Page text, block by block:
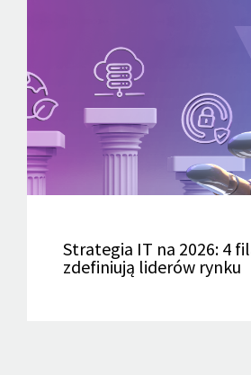
Strategia IT na 2026: 4
zdefiniują liderów rynku